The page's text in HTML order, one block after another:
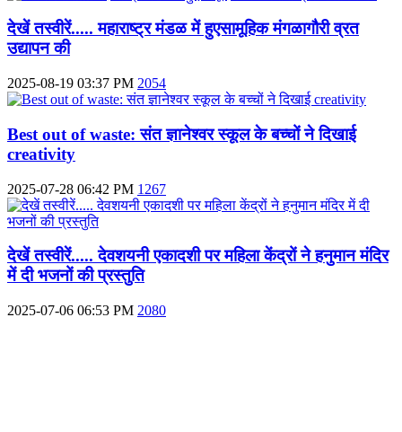
देखें तस्वीरें..... महाराष्ट्र मंडळ में हुएसामूहिक मंगळागौरी व्रत
उद्यापन की
2025-08-19 03:37 PM 2054
Best out of waste: संत ज्ञानेश्वर स्कूल के बच्चों ने दिखाई
creativity
2025-07-28 06:42 PM 1267
देखें तस्वीरें..... देवशयनी एकादशी पर महिला केंद्रों ने हनुमान मंदिर
में दी भजनों की प्रस्तुति
2025-07-06 06:53 PM 2080